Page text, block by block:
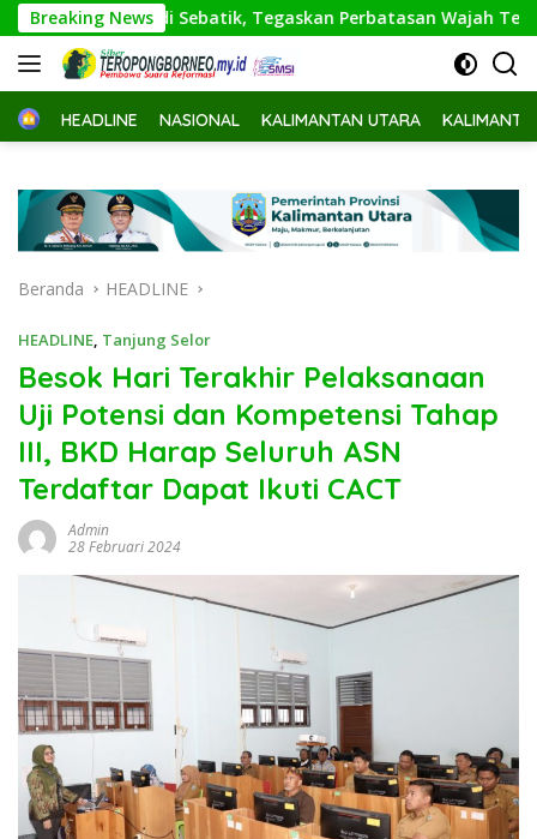
Langsung
ke
konten
Breaking News
di Sebatik, Tegaskan Perbatasan Wajah Terdepan
HomeHEADLINE NASIONAL KALIMANTAN UTARA
Beranda HEADLINE
HEADLINE, Tanjung Selor
Besok Hari Terakhir Pelaksanaan
Uji Potensi dan Kompetensi Tahap
III, BKD Harap Seluruh ASN
Terdaftar Dapat Ikuti CACT
Admin
28 Februari 2024